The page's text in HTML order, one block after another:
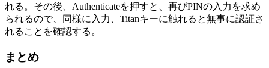
れる。その後、Authenticateを押すと、再びPINの入力を求め
られるので、同様に入力、Titanキーに触れると無事に認証さ
れることを確認する。
まとめ